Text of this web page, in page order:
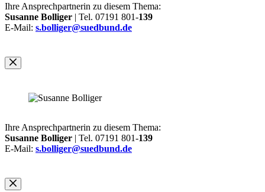
Ihre Ansprechpartnerin zu diesem Thema:
Susanne Bolliger | Tel. 07191 801-139
E-Mail: s.bolliger@suedbund.de
Ihre Ansprechpartnerin zu diesem Thema:
Susanne Bolliger | Tel. 07191 801-139
E-Mail: s.bolliger@suedbund.de